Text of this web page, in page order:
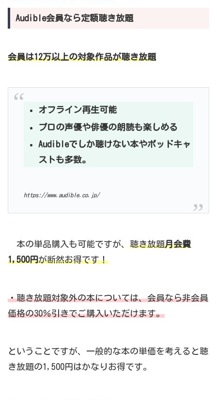
Audible会員なら定額聴き放題
会員は12万以上の対象作品が聴き放題
オフライン再生可能
プロの声優や俳優の朗読も楽しめる
Audibleでしか聴けない本やボッドキャ
ストも多数。
https://www.audible.co.jp/
本の単品購入も可能ですが、 聴き放題月会費
1,500円が断然お得です！
・聴き放題対象外の本については、会員なら非会員
価格の30％引きでご購入いただけます。
ということですが、一般的な本の単価を考えると聴
き放題の1,500円はかなりお得です。